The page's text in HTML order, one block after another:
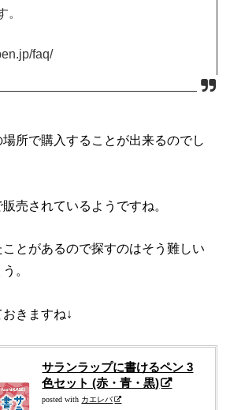
。
faq/
所で購入することが出来るのでし
売されているようですね。
とがあるので探すのはそう難しい
。
きますね↓
サランラップに書けるペン 3
色セット (赤・青・黒)
posted with カエレバ